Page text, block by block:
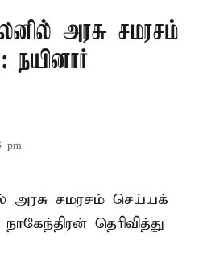
அரசு சமரசம்
நயினார்
pm
அரசு சமரசம் செய்யக்
தெரிவித்து